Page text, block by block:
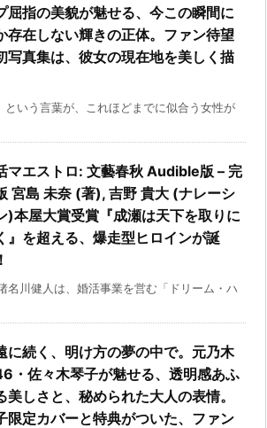
屈指の美貌が魅せる、今この瞬間に
存在しない輝きの正体。ファン待望
写真集は、彼女の現在地を美しく描
という言葉が、これほどまでに似合う女性が
マエストロ: 文藝春秋 Audible版 – 完
宮島 未奈 (著), 吉野 貴大 (ナレーシ
)本屋大賞受賞『成瀬は天下を取りに
』を超える、爆走型ヒロインが誕
名川健人は、婚活事業を営む「ドリーム・ハ
に続く、明け方の夢の中で。元乃木
・佐々木琴子が魅せる、透明感あふ
美しさと、秘められた大人の表情。
限定カバーと特典がついた、ファン